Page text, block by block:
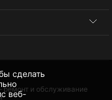
сделать
веб-
ремонт и обслуживание